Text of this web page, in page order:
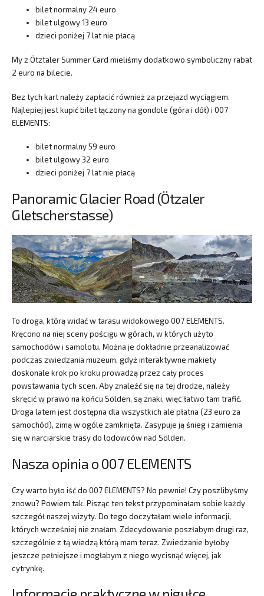
bilet normalny 24 euro
bilet ulgowy 13 euro
dzieci poniżej 7 lat nie płacą
My z Ötztaler Summer Card mieliśmy dodatkowo symboliczny rabat
2 euro na bilecie.
Bez tych kart należy zapłacić również za przejazd wyciągiem.
Najlepiej jest kupić bilet łączony na gondole (góra i dół) i 007
ELEMENTS:
bilet normalny 59 euro
bilet ulgowy 32 euro
dzieci poniżej 7 lat nie płacą
Panoramic Glacier Road (Ötzaler
Gletscherstasse)
To droga, którą widać w tarasu widokowego 007 ELEMENTS.
Kręcono na niej sceny pościgu w górach, w których użyto
samochodów i samolotu. Można je dokładnie przeanalizować
podczas zwiedzania muzeum, gdyż interaktywne makiety
doskonale krok po kroku prowadzą przez cały proces
powstawania tych scen. Aby znaleźć się na tej drodze, należy
skręcić w prawo na końcu Sölden, są znaki, więc łatwo tam trafić.
Droga latem jest dostępna dla wszystkich ale płatna (23 euro za
samochód), zimą w ogóle zamknięta. Zasypuje ją śnieg i zamienia
się w narciarskie trasy do lodowców nad Sölden.
Nasza opinia o 007 ELEMENTS
Czy warto było iść do 007 ELEMENTS? No pewnie! Czy poszlibyśmy
znowu? Powiem tak. Pisząc ten tekst przypominałam sobie każdy
szczegół naszej wizyty. Do tego doczytałam wiele informacji,
których wcześniej nie znałam. Zdecydowanie poszłabym drugi raz,
szczególnie z tą wiedzą którą mam teraz. Zwiedzanie byłoby
jeszcze pełniejsze i mogłabym z niego wycisnąć więcej, jak
cytrynkę.